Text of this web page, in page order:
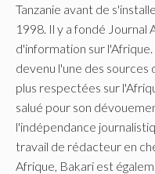
Tanzanie avant de
1998. Il y a fondé Journal
d'information sur
devenu l'une des sources
plus respectées sur
salué pour son
l'indépendance
travail de rédacteur en
Afrique, Bakari est